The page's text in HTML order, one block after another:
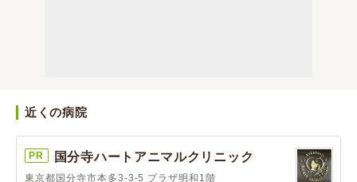
近くの病院
PR 国分寺ハートアニマルクリニック
東京都国分寺市本多3-3-5 プラザ明和1階